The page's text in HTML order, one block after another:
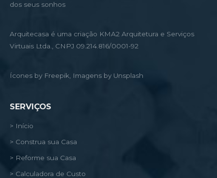
dos seus sonhos
Arquitecasa é uma criação KMA2 Arquitetura e Serviços
Virtuais Ltda., CNPJ 09.214.816/0001-92
Ícones by Freepik, Imagens by Unsplash
SERVIÇOS
> Início
> Construa sua Casa
> Reforme sua Casa
> Calculadora de Custo